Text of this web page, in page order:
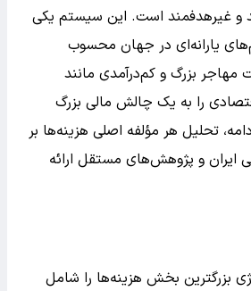
و غیرهدفمند است. این سیستم یکی
یارانه‌ای در جهان محسوب
بزرگ و کم‌درآمدی مانند
را به یک چالش مالی بزرگ
تحلیل هر مؤلفه اصلی هزینه‌ها بر
و پژوهش‌های مستقل ارائه
بزرگترین بخش هزینه‌ها را شامل